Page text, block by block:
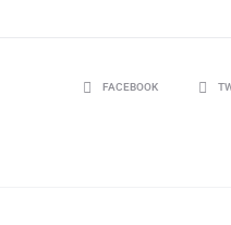
FACEBOOK